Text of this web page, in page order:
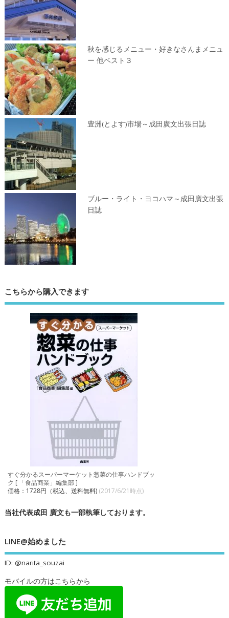
秋を感じるメニュー・好きなさんまメニュ
ー 他ベスト３
豊洲(とよす)市場～成田廣文出張日誌
ブルー・ライト・ヨコハマ～成田廣文出張
日誌
こちらから購入できます
すぐ分かるスーパーマーケット惣菜の仕事ハンドブッ
ク [ 「食品商業」編集部 ]
価格：1728円（税込、送料無料) (2017/6/21時点)
当社代表成田 廣文も一部執筆しております。
LINE@始めました
ID: @narita_souzai
モバイルの方はこちらから